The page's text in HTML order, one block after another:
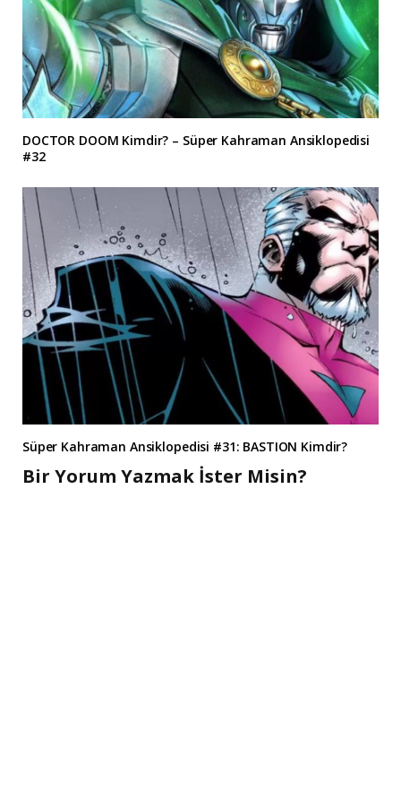
DOCTOR DOOM Kimdir? – Süper Kahraman Ansiklopedisi
#32
Süper Kahraman Ansiklopedisi #31: BASTION Kimdir?
Bir Yorum Yazmak İster Misin?